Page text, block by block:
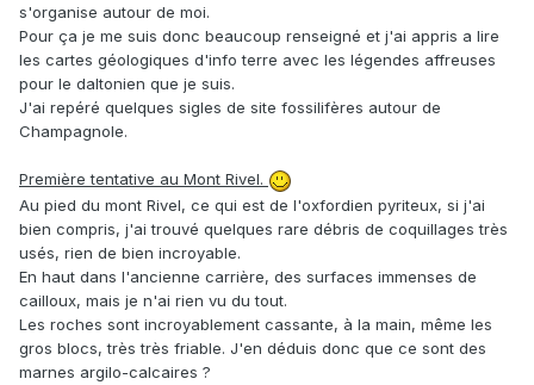
s'organise autour de moi.
Pour ça je me suis donc beaucoup renseigné et j'ai appris a lire
les cartes géologiques d'info terre avec les légendes affreuses
pour le daltonien que je suis.
J'ai repéré quelques sigles de site fossilifères autour de
Champagnole.
Première tentative au Mont Rivel.
Au pied du mont Rivel, ce qui est de l'oxfordien pyriteux, si j'ai
bien compris, j'ai trouvé quelques rare débris de coquillages très
usés, rien de bien incroyable.
En haut dans l'ancienne carrière, des surfaces immenses de
cailloux, mais je n'ai rien vu du tout.
Les roches sont incroyablement cassante, à la main, même les
gros blocs, très très friable. J'en déduis donc que ce sont des
marnes argilo-calcaires ?